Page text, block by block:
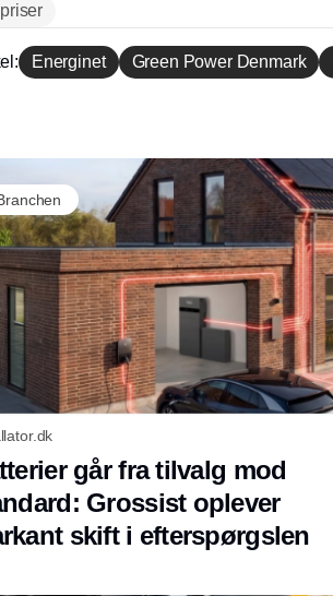
Energinet Green Power Denmark
går fra tilvalg mod
Grossist oplever
skift i efterspørgslen